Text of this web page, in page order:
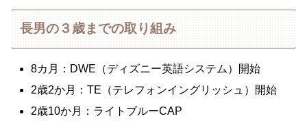
長男の３歳までの取り組み
8カ月：DWE（ディズニー英語システム）開始
2歳2か月：TE（テレフォンイングリッシュ）開始
2歳10か月：ライトブルーCAP